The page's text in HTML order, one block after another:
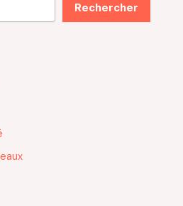
Rechercher